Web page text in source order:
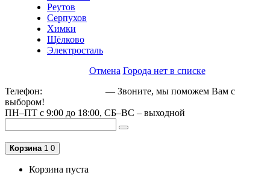
Реутов
Серпухов
Химки
Щёлково
Электросталь
Отмена Города нет в списке
Телефон:
— Звоните, мы поможем Вам с
выбором!
ПН–ПТ с 9:00 до 18:00, СБ–ВС – выходной
Корзина 1 0
Корзина пуста